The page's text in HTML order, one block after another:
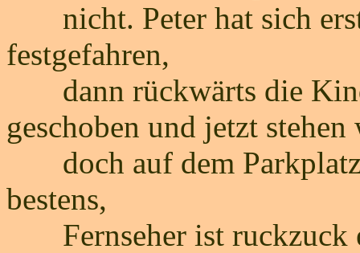
nicht. Peter hat sich
festgefahren,
dann rückwärts die
geschoben und jetzt stehen
doch auf dem Parkplatz
bestens,
Fernseher ist ruckzuck